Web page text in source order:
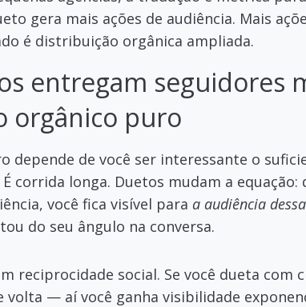
gera mais ações de audiência. Mais
é distribuição orgânica ampliada.
entregam seguidores
orgânico puro
depende de você ser interessante o
corrida longa. Duetos mudam a equação:
você fica visível para a audiência
do seu ângulo na conversa.
reciprocidade social. Se você dueta com
volta — aí você ganha visibilidade